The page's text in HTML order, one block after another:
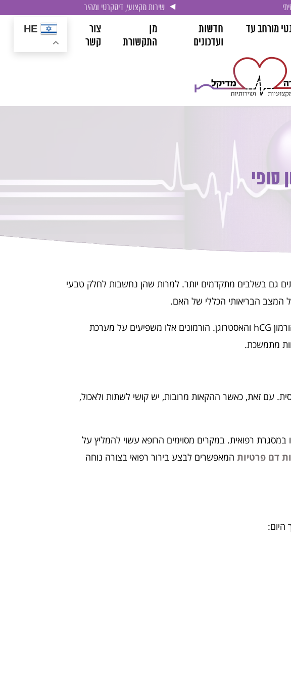
שירות מקצועי, דיסקרטי ומהיר
מורחב עד
חדשות
ועדכונים
מן
התקשורת
צור
קשר
HE
סופי
גם בשלבים מתקדמים יותר. למרות שהן נחשבות לחלק טבעי
המצב הבריאותי הכללי של האם.
הסיבה המרכזית להופעת הבחילות קשורה לשינויים הורמונליים משמעותיים בגוף, בעיקר עלייה ברמות הורמון hCG והאסטרוגן. הורמונים אלו משפיעים על מערכת
מתמשכת.
עם זאת, כאשר ההקאות מרובות, יש קושי לשתות ולאכול,
במסגרת רפואית. במקרים מסוימים הרופא עשוי להמליץ על
דם פרטיותהמאפשרים לבצע בירור רפואי בצורה נוחה